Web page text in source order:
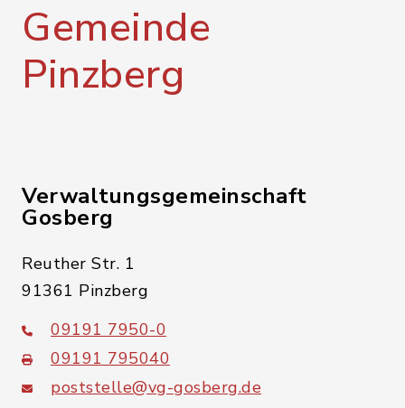
Gemeinde
Pinzberg
Verwaltungsgemeinschaft
Gosberg
Reuther Str. 1
91361 Pinzberg
09191 7950-0
09191 795040
poststelle@vg-gosberg.de